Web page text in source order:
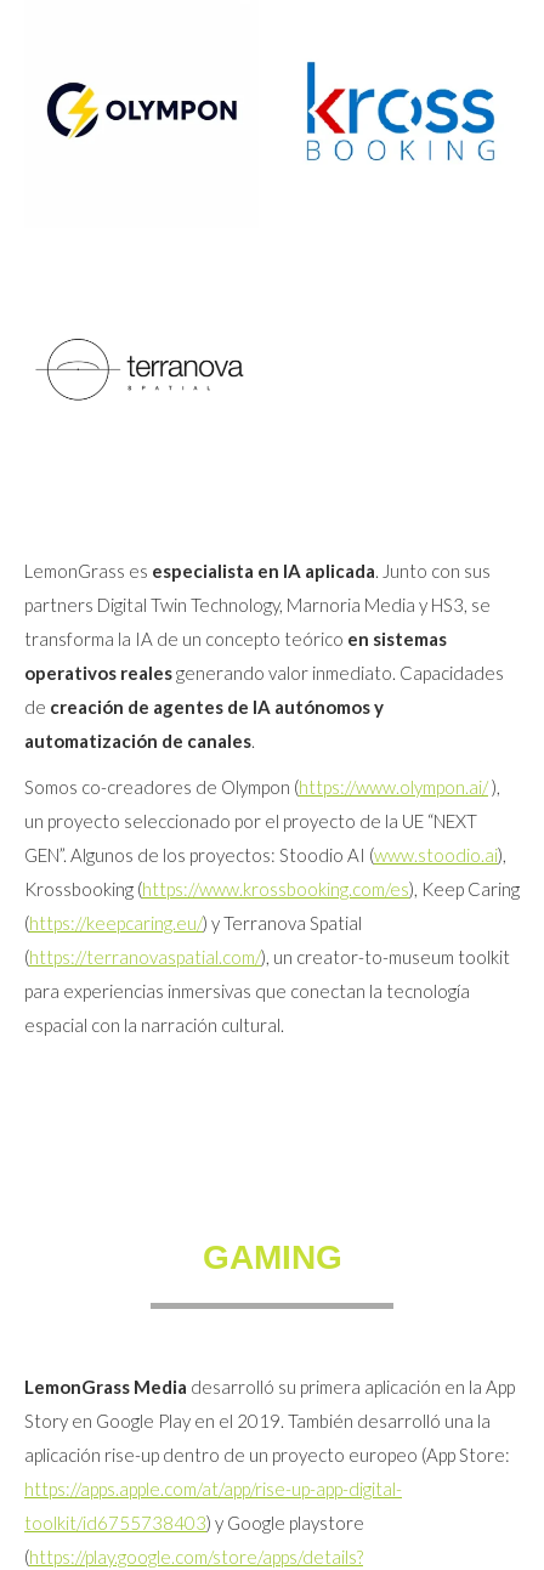
LemonGrass es especialista en IA aplicada. Junto con sus
partners Digital Twin Technology, Marnoria Media y HS3, se
transforma la IA de un concepto teórico en sistemas
operativos realesgenerando valor inmediato. Capacidades
de creación de agentes de IA autónomos y
automatización de canales.
Somos co-creadores de Olympon (https://www.olympon.ai/),
un proyecto seleccionado por el proyecto de la UE “NEXT
GEN”. Algunos de los proyectos: Stoodio AI (www.stoodio.ai),
Krossbooking (https://www.krossbooking.com/es), Keep Caring
(https://keepcaring.eu/) y Terranova Spatial
(https://terranovaspatial.com/), un creator-to-museum toolkit
para experiencias inmersivas que conectan la tecnología
espacial con la narración cultural.
GAMING
LemonGrass Media desarrolló su primera aplicación en la App
Story en Google Play en el 2019. También desarrolló una la
aplicación rise-up dentro de un proyecto europeo (App Store:
https://apps.apple.com/at/app/rise-up-app-digital-
toolkit/id6755738403) y Google playstore
(https://play.google.com/store/apps/details?